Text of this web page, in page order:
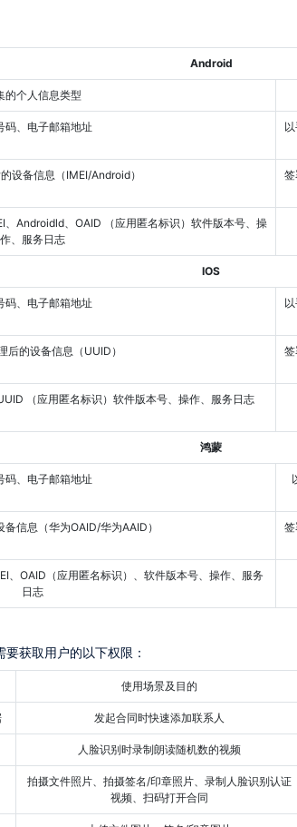
Android
集的个人信息类型
号码、电子邮箱地址
以手机号/电子邮箱注册的用户所必须收集的个人信息，用于注册/登录创建账号、完善网
的设备信息（IMEI/Android）
签署、审批功能必须收集的信息，用于签署/审批业务流程节点推送，推送对象为签署人/
作、服务日志
iOS
号码、电子邮箱地址
以手机号/电子邮箱注册的用户所必须收集的个人信息，用于注册/登录创建账号、完善网
理后的设备信息（UUID）
签署、审批功能必须收集的信息，用于签署/审批业务流程节点推送，推送对象为签署人/
（应用匿名标识）软件版本号、操作、服务日志
鸿蒙
号码、电子邮箱地址
以手机号/电子邮箱注册
备信息（华为OAID/华为AAID）
签署、审批功能必须收集的信息，用于签署/审批业务流程节点推送，推送对象为签署人/
日志
要获取用户的以下权限：
使用场景及目的
发起合同时快速添加联系人
人脸识别时录制朗读随机数的视频
拍摄文件照片、拍摄签名/印章照片、录制人脸识别认证
视频、扫码打开合同